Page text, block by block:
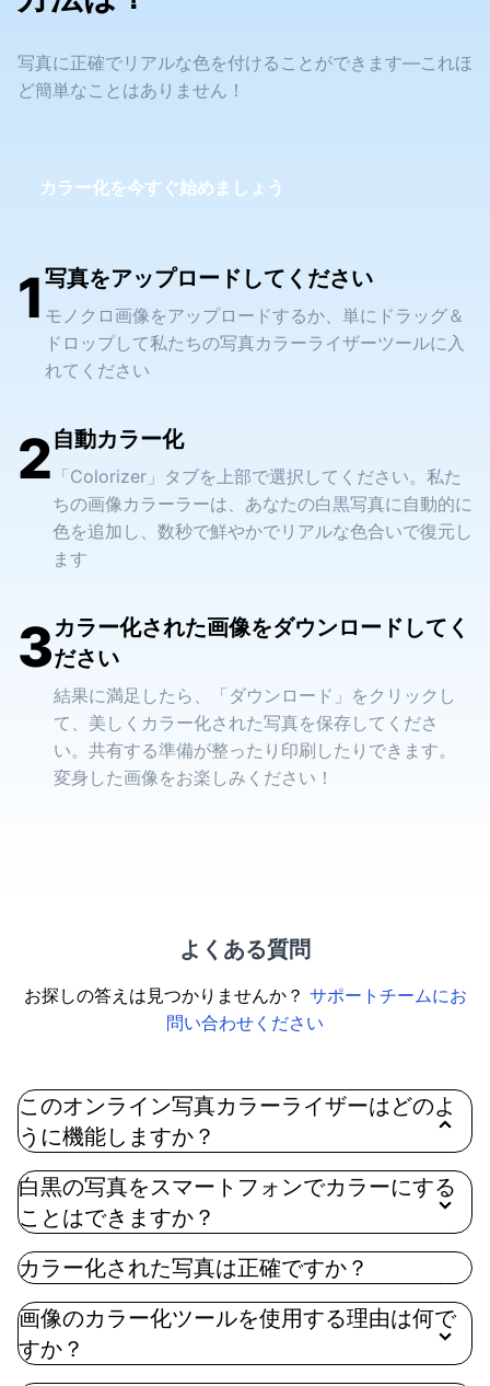
写真に正確でリアルな色を付けることができます—これほ
ど簡単なことはありません！
カラー化を今すぐ始めましょう
1 写真をアップロードしてください
モノクロ画像をアップロードするか、単にドラッグ＆
ドロップして私たちの写真カラーライザーツールに入
れてください
2自動カラー化
「Colorizer」タブを上部で選択してください。私た
ちの画像カラーラーは、あなたの白黒写真に自動的に
色を追加し、数秒で鮮やかでリアルな色合いで復元し
ます
3カラー化された画像をダウンロードしてく
ださい
結果に満足したら、「ダウンロード」をクリックし
て、美しくカラー化された写真を保存してくださ
い。共有する準備が整ったり印刷したりできます。
変身した画像をお楽しみください！
よくある質問
お探しの答えは見つかりませんか？ サポートチームにお
問い合わせください
このオンライン写真カラーライザーはどのよ
うに機能しますか？
Imgkitsのオンライン写真カラーizerは、高度なAI技
術と深層学習を使用して、白黒画像に色を追加しま
す。このAI画像カラーizerは、何百万枚もの写真でト
黒写真に自然でリアルな色を付けることができます
白黒の写真をスマートフォンでカラーにする
ことはできますか？
カラー化された写真は正確ですか？
画像のカラー化ツールを使用する理由は何で
すか？